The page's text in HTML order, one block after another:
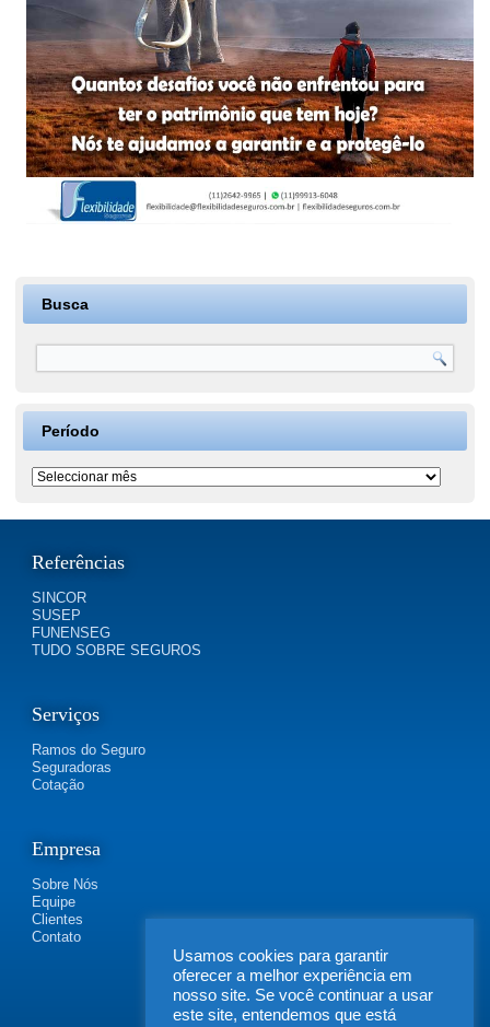
Busca
Período
Período
Referências
SINCOR
SUSEP
FUNENSEG
TUDO SOBRE SEGUROS
Serviços
Ramos do Seguro
Seguradoras
Cotação
Empresa
Sobre Nós
Equipe
Clientes
Contato
Usamos cookies para garantir
oferecer a melhor experiência em
nosso site. Se você continuar a usar
este site, entendemos que está